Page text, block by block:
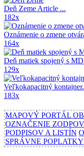
Deň Zeme Article ...
182x
Oznámenie o zmene
164x
Deň matiek spojený s
129x
Veľkokapacitný kontajner.
183x
MAPOVÝ PORTÁL
OZNAČENIE
PODPISOV A LISTÍN
SPRÁVNE POPLATKY